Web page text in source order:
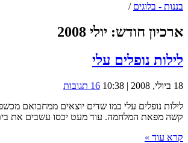
בננות - בלוגים /
ארכיון חודש: יולי 2008
לילות נופלים עלי
18 ביולי, 2008 | 10:38
16 תגובות
לילות נופלים עלי כמו שדים יוצאים ממחבואם
קשה מפאת המלחמה. עוד מעט יכסו עשבים את ביתי
קרא עוד »